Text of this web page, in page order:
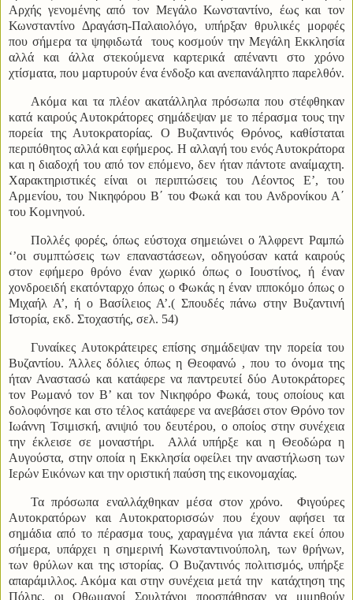
Αρχής γενομένης από τον Μεγάλο Κωνσταντίνο, έως και τον
Κωνσταντίνο Δραγάση-Παλαιολόγο, υπήρξαν θρυλικές μορφές
που σήμερα τα ψηφιδωτά τους κοσμούν την Μεγάλη Εκκλησία
αλλά και άλλα στεκούμενα καρτερικά απέναντι στο χρόνο
χτίσματα, που μαρτυρούν ένα ένδοξο και ανεπανάληπτο παρελθόν.
Ακόμα και τα πλέον ακατάλληλα πρόσωπα που στέφθηκαν
κατά καιρούς Αυτοκράτορες σημάδεψαν με το πέρασμα τους την
πορεία της Αυτοκρατορίας. Ο Βυζαντινός Θρόνος, καθίσταται
περιπόθητος αλλά και εφήμερος. Η αλλαγή του ενός Αυτοκράτορα
και η διαδοχή του από τον επόμενο, δεν ήταν πάντοτε αναίμαχτη.
Χαρακτηριστικές είναι οι περιπτώσεις του Λέοντος Ε’, του
Αρμενίου, του Νικηφόρου Β΄ του Φωκά και του Ανδρονίκου Α΄
του Κομνηνού.
Πολλές φορές, όπως εύστοχα σημειώνει ο Άλφρεντ Ραμπώ
‘’οι συμπτώσεις των επαναστάσεων, οδηγούσαν κατά καιρούς
στον εφήμερο θρόνο έναν χωρικό όπως ο Ιουστίνος, ή έναν
χονδροειδή εκατόνταρχο όπως ο Φωκάς η έναν ιπποκόμο όπως ο
Μιχαήλ Α’, ή ο Βασίλειος Α’.( Σπουδές πάνω στην Βυζαντινή
Ιστορία, εκδ. Στοχαστής, σελ. 54)
Γυναίκες Αυτοκράτειρες επίσης σημάδεψαν την πορεία του
Βυζαντίου. Άλλες δόλιες όπως η Θεοφανώ , που το όνομα της
ήταν Αναστασώ και κατάφερε να παντρευτεί δύο Αυτοκράτορες
τον Ρωμανό τον Β’ και τον Νικηφόρο Φωκά, τους οποίους και
δολοφόνησε και στο τέλος κατάφερε να ανεβάσει στον Θρόνο τον
Ιωάννη Τσιμισκή, ανιψιό του δευτέρου, ο οποίος στην συνέχεια
την έκλεισε σε μοναστήρι. Αλλά υπήρξε και η Θεοδώρα η
Αυγούστα, στην οποία η Εκκλησία οφείλει την αναστήλωση των
Ιερών Εικόνων και την οριστική παύση της εικονομαχίας.
Τα πρόσωπα εναλλάχθηκαν μέσα στον χρόνο. Φιγούρες
Αυτοκρατόρων και Αυτοκρατορισσών που έχουν αφήσει τα
σημάδια από το πέρασμα τους, χαραγμένα για πάντα εκεί όπου
σήμερα, υπάρχει η σημερινή Κωνσταντινούπολη, των θρήνων,
των θρύλων και της ιστορίας. Ο Βυζαντινός πολιτισμός, υπήρξε
απαράμιλλος. Ακόμα και στην συνέχεια μετά την κατάχτηση της
Πόλης, οι Οθωμανοί Σουλτάνοι προσπάθησαν να μιμηθούν